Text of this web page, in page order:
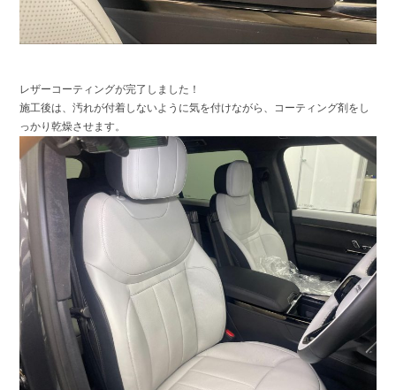
レザーコーティングが完了しました！
施工後は、汚れが付着しないように気を付けながら、コーティング剤をし
っかり乾燥させます。